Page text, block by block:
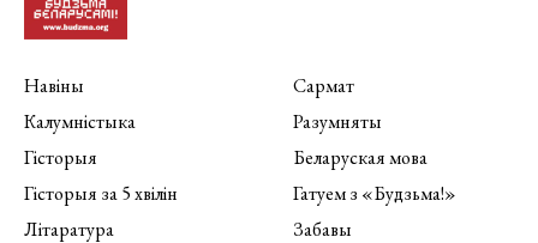
Навіны
Калумністыка
Гісторыя
Гісторыя за 5 хвілін
Літаратура
Сармат
Разумняты
Беларуская мова
Гатуем з «Будзьма!»
Забавы